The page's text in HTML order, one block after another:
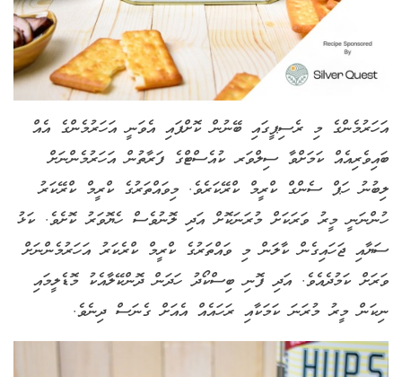
އަހަރުމެންގެ މި ރެސިޕީގައި ބޭނުން ކޮށްފައި އެވަނީ އަހަރުމެންގެ އެއް
ބައިވެރިއެއް ކަމަށްވާ ސިލްވަރ ކުއެސްޓްގެ ފަރާތުން އަހަރުމެންނަށް
ލިބުނު ހަޕް ސެންގް ކްރީމް ކްރޭކަރެވެ. މިވައްތަރުގެ ކްރީމް ކްރޭކަރު
ހުންނަނީ މީރު ވަރަކަށް މުރަނަކޮށް އަދި ލޮނުވެސް ހެޔޮވަރު ކޮށެވެ. ކަޅު
ސަޔާއި ޖަހައިގެން ކާލަން މި ވައްތަރުގެ ކްރީމް ކްރެކަރު އަހަރުމެންނަށް
ވަރަށް ކަމުދެއެވެ. އަދި ފޮނި ބިސްކޯދު ހަދަން ދޮންކޭލާއެކު މޮޑެލީމައި
ނިކަން މީރު މުރަނަ ކަމަކާއި ރަހައެއް އެއަށް ގެނަސް ދިނެވެ.